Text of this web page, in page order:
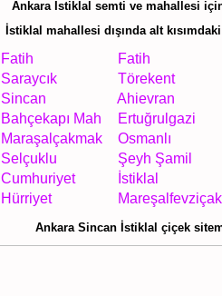
Ankara İstiklal semti ve mahallesi
İstiklal mahallesi dışında alt
Fatih
Fatih
Saraycık
Törekent
Sincan
Ahievran
Bahçekapı Mah
Ertuğrulgazi
Maraşalçakmak
Osmanlı
Selçuklu
Şeyh Şamil
Cumhuriyet
İstiklal
Hürriyet
Ankara Sincan İstiklal çiçek